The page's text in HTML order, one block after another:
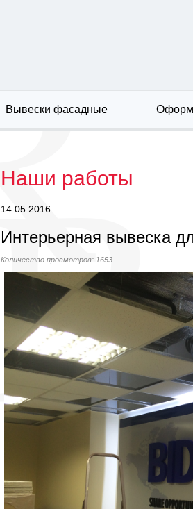
Вывески фасадные
Наши работы
14.05.2016
Интерьерная вывеска
Количество просмотров: 1653